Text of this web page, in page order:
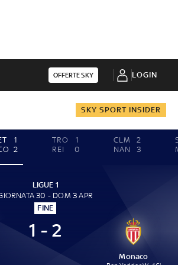
OFFERTE SKY LOGIN
SKY SPORT INSIDER
1
2
TRO
1
REI
0
CLM
2
NAN
3
LIGUE 1
30 - DOM 3 APR
FINE
1 - 2
Monaco